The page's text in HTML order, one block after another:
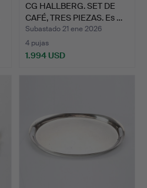
CG HALLBERG. SET DE
CAFÉ, TRES PIEZAS. Es …
Subastado 21 ene 2026
4 pujas
1.994 USD